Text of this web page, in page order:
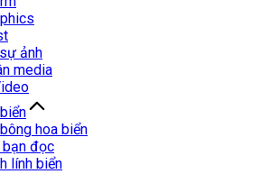
ảnh
media
hoa biển
bạn đọc
lính biển